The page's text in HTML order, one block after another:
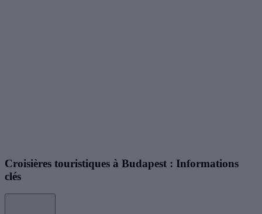
Croisières touristiques à Budapest : Informations
clés